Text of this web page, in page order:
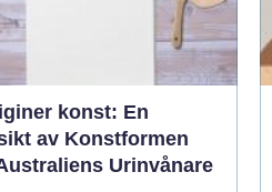
konst: En
av Konstformen
Urinvånare